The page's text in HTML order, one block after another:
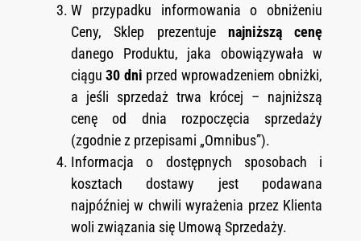
W przypadku informowania o obniżeniu
Ceny, Sklep prezentuje najniższą cenę
danego Produktu, jaka obowiązywała w
ciągu30 dni przed wprowadzeniem obniżki,
a jeśli sprzedaż trwa krócej – najniższą
cenę od dnia rozpoczęcia sprzedaży
(zgodnie z przepisami „Omnibus”).
Informacja o dostępnych sposobach i
kosztach dostawy jest podawana
najpóźniej w chwili wyrażenia przez Klienta
woli związania się Umową Sprzedaży.